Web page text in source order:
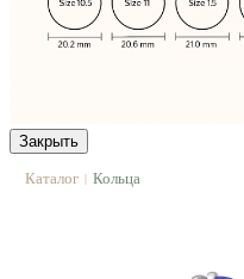
Закрыть
Каталог | Кольца